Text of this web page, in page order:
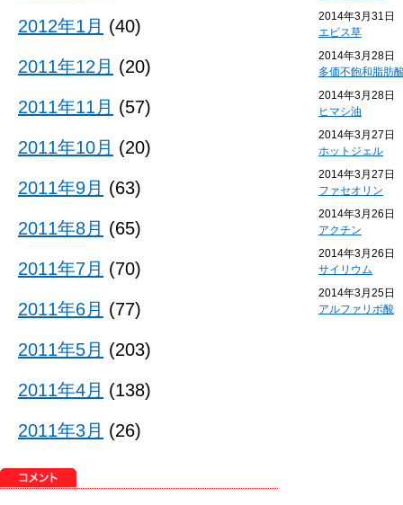
2014年3月31日
エビス草
2014年3月28日
多価不飽和脂肪
2014年3月28日
ヒマシ油
2014年3月27日
ホットジェル
2014年3月27日
ファセオリン
2014年3月26日
アクチン
2014年3月26日
サイリウム
2014年3月25日
アルファリポ酸
2012年1月 (40)
2011年12月 (20)
2011年11月 (57)
2011年10月 (20)
2011年9月 (63)
2011年8月 (65)
2011年7月 (70)
2011年6月 (77)
2011年5月 (203)
2011年4月 (138)
2011年3月 (26)